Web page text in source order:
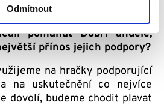
Odmítnout
pomáhat Dobří andělé,
přínos jejich podpory?
na hračky podporující
na uskutečnění co nejvíce
dovolí, budeme chodit plavat